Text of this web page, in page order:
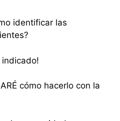
identificar las
indicado!
cómo hacerlo con la